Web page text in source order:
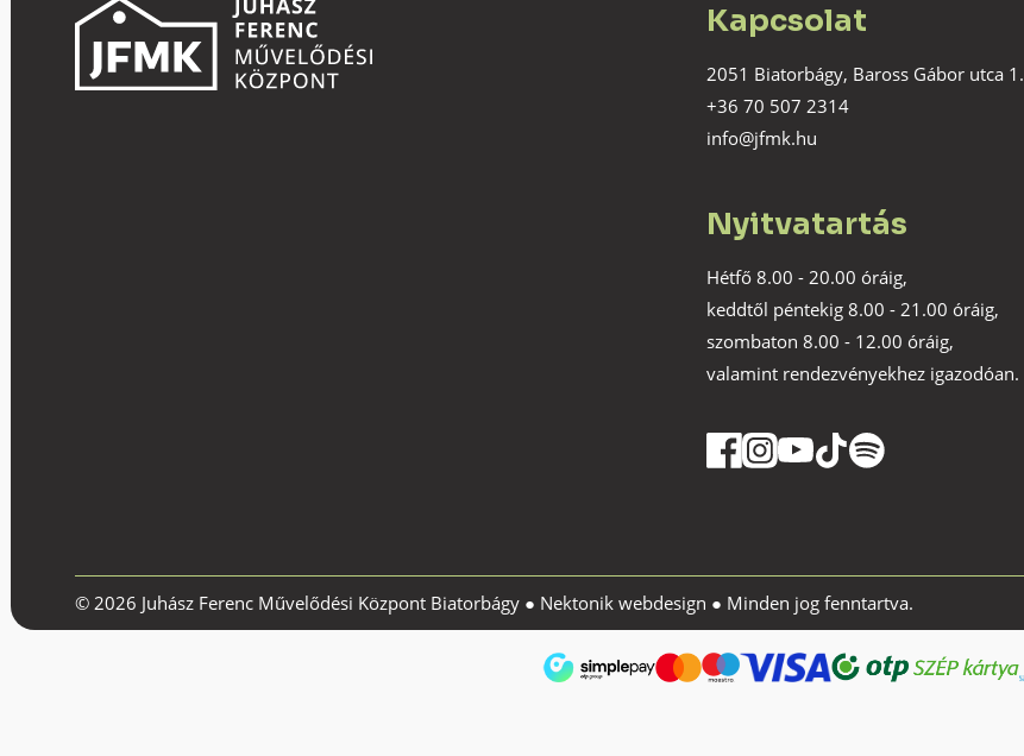
Kapcsolat
2051 Biatorbágy, Baross Gábor utca 1.
+36 70 507 2314
info@jfmk.hu
Nyitvatartás
Hétfő 8.00 - 20.00 óráig,
keddtől péntekig 8.00 - 21.00 óráig,
szombaton 8.00 - 12.00 óráig,
valamint rendezvényekhez igazodóan.
© 2026 Juhász Ferenc Művelődési Központ Biatorbágy ● Nektonik webdesign ● Minden jog fenntartva.